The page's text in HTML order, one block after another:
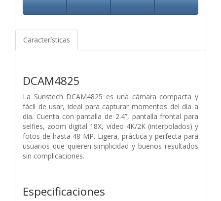
Características
DCAM4825
La Sunstech DCAM4825 es una cámara compacta y
fácil de usar, ideal para capturar momentos del día a
día. Cuenta con pantalla de 2.4”, pantalla frontal para
selfies, zoom digital 18X, vídeo 4K/2K (interpolados) y
fotos de hasta 48 MP. Ligera, práctica y perfecta para
usuarios que quieren simplicidad y buenos resultados
sin complicaciones.
Especificaciones